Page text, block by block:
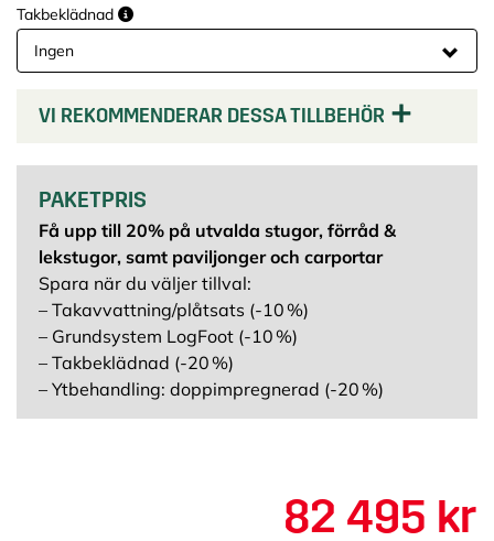
Takbeklädnad
VI REKOMMENDERAR DESSA TILLBEHÖR
PAKETPRIS
Få upp till 20% på utvalda stugor, förråd &
lekstugor, samt paviljonger och carportar
Spara när du väljer tillval:
– Takavvattning/plåtsats (-10 %)
– Grundsystem LogFoot (-10 %)
– Takbeklädnad (-20 %)
– Ytbehandling: doppimpregnerad (-20 %)
82 495 kr